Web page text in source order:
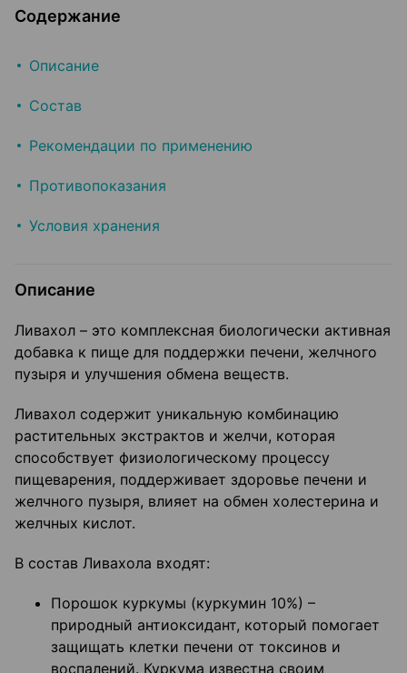
Содержание
Описание
Состав
Рекомендации по применению
Противопоказания
Условия хранения
Описание
Ливахол – это комплексная биологически активная
добавка к пище для поддержки печени, желчного
пузыря и улучшения обмена веществ.
Ливахол содержит уникальную комбинацию
растительных экстрактов и желчи, которая
способствует физиологическому процессу
пищеварения, поддерживает здоровье печени и
желчного пузыря, влияет на обмен холестерина и
желчных кислот.
В состав Ливахола входят:
Порошок куркумы (куркумин 10%) –
природный антиоксидант, который помогает
защищать клетки печени от токсинов и
воспалений. Куркума известна своим